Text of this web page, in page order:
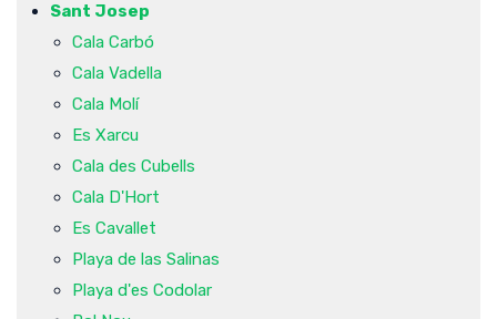
Sant Josep
Cala Carbó
Cala Vadella
Cala Molí
Es Xarcu
Cala des Cubells
Cala D'Hort
Es Cavallet
Playa de las Salinas
Playa d'es Codolar